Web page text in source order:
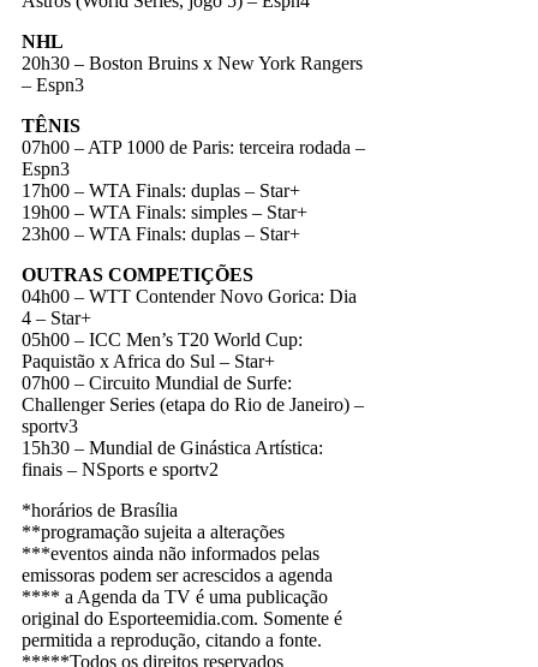
NHL
20h30 – Boston Bruins x New York Rangers
– Espn3
TÊNIS
07h00 – ATP 1000 de Paris: terceira rodada –
Espn3
17h00 – WTA Finals: duplas – Star+
19h00 – WTA Finals: simples – Star+
23h00 – WTA Finals: duplas – Star+
OUTRAS COMPETIÇÕES
04h00 – WTT Contender Novo Gorica: Dia
4 – Star+
05h00 – ICC Men’s T20 World Cup:
Paquistão x Africa do Sul – Star+
07h00 – Circuito Mundial de Surfe:
Challenger Series (etapa do Rio de Janeiro) –
sportv3
15h30 – Mundial de Ginástica Artística:
finais – NSports e sportv2
*horários de Brasília
**programação sujeita a alterações
***eventos ainda não informados pelas
emissoras podem ser acrescidos a agenda
**** a Agenda da TV é uma publicação
original do Esporteemidia.com. Somente é
permitida a reprodução, citando a fonte.
*****Todos os direitos reservados